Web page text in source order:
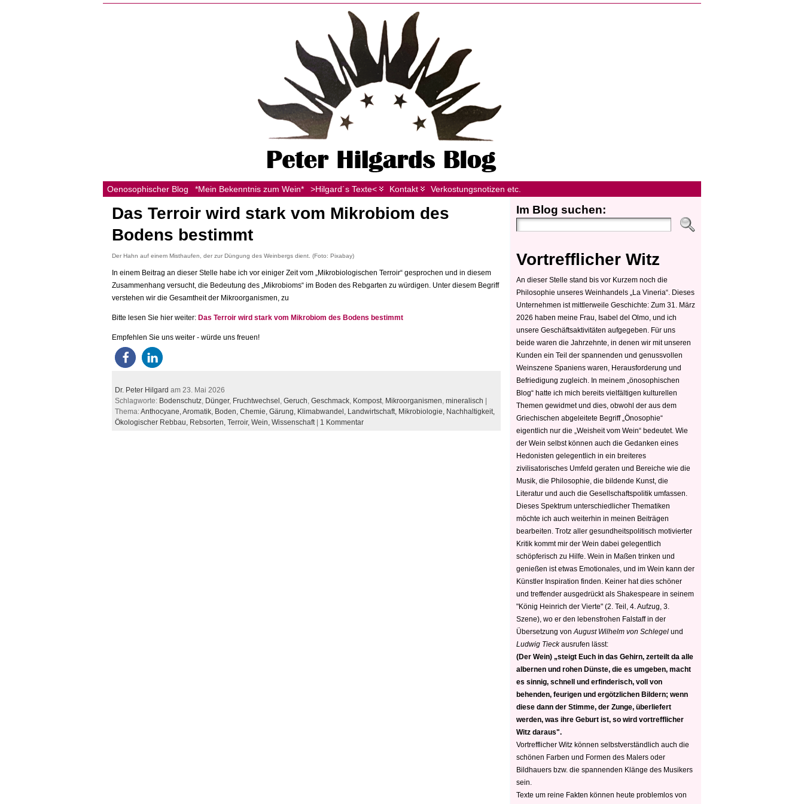
Oenosophischer Blog *Mein Bekenntnis zum Wein* >Hilgard´s Texte< Kontakt Verkostungsnotizen etc.
Das Terroir wird stark vom Mikrobiom des
Bodens bestimmt
Der Hahn auf einem Misthaufen, der zur Düngung des Weinbergs dient. (Foto: Pixabay)
In einem Beitrag an dieser Stelle habe ich vor einiger Zeit vom „Mikrobiologischen Terroir“ gesprochen und in diesem
Zusammenhang versucht, die Bedeutung des „Mikrobioms“ im Boden des Rebgarten zu würdigen. Unter diesem Begriff
verstehen wir die Gesamtheit der Mikroorganismen, zu
Bitte lesen Sie hier weiter: Das Terroir wird stark vom Mikrobiom des Bodens bestimmt
Empfehlen Sie uns weiter - würde uns freuen!
Dr. Peter Hilgard am 23. Mai 2026
Schlagworte: Bodenschutz Dünger, Fruchtwechsel Geruch Geschmack Kompost Mikroorganismen mineralisch |
Thema:Anthocyane, Aromatik, Boden, Chemie, Gärung, Klimabwandel, Landwirtschaft, Mikrobiologie, Nachhaltigkeit,
Ökologischer Rebbau, Rebsorten, Terroir, Wein, Wissenschaft | 1 Kommentar
Im Blog suchen:
Vortrefflicher Witz
An dieser Stelle stand bis vor Kurzem noch die
Philosophie unseres Weinhandels „La Vineria“. Dieses
Unternehmen ist mittlerweile Geschichte: Zum 31. März
2026 haben meine Frau, Isabel del Olmo, und ich
unsere Geschäftsaktivitäten aufgegeben. Für uns
beide waren die Jahrzehnte, in denen wir mit unseren
Kunden ein Teil der spannenden und genussvollen
Weinszene Spaniens waren, Herausforderung und
Befriedigung zugleich. In meinem „önosophischen
Blog“ hatte ich mich bereits vielfältigen kulturellen
Themen gewidmet und dies, obwohl der aus dem
Griechischen abgeleitete Begriff „Önosophie“
eigentlich nur die „Weisheit vom Wein“ bedeutet. Wie
der Wein selbst können auch die Gedanken eines
Hedonisten gelegentlich in ein breiteres
zivilisatorisches Umfeld geraten und Bereiche wie die
Musik, die Philosophie, die bildende Kunst, die
Literatur und auch die Gesellschaftspolitik umfassen.
Dieses Spektrum unterschiedlicher Thematiken
möchte ich auch weiterhin in meinen Beiträgen
bearbeiten. Trotz aller gesundheitspolitisch motivierter
Kritik kommt mir der Wein dabei gelegentlich
schöpferisch zu Hilfe. Wein in Maßen trinken und
genießen ist etwas Emotionales, und im Wein kann der
Künstler Inspiration finden. Keiner hat dies schöner
und treffender ausgedrückt als Shakespeare in seinem
"König Heinrich der Vierte" (2. Teil, 4. Aufzug, 3.
Szene), wo er den lebensfrohen Falstaff in der
Übersetzung von August Wilhelm von Schlegel und
Ludwig Tieckausrufen lässt:
(Der Wein) „steigt Euch in das Gehirn, zerteilt da alle
albernen und rohen Dünste, die es umgeben, macht
es sinnig, schnell und erfinderisch, voll von
behenden, feurigen und ergötzlichen Bildern; wenn
diese dann der Stimme, der Zunge, überliefert
werden, was ihre Geburt ist, so wird vortrefflicher
Witz daraus".
Vortrefflicher Witz können selbstverständlich auch die
schönen Farben und Formen des Malers oder
Bildhauers bzw. die spannenden Klänge des Musikers
sein.
Texte um reine Fakten können heute problemlos von